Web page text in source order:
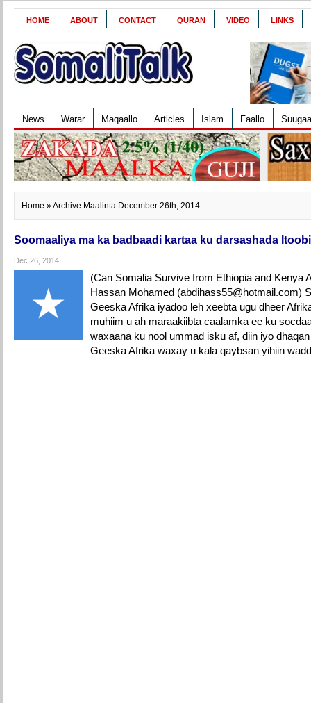
HOME ABOUT CONTACT QURAN VIDEO LINKS
News Warar Maqaallo Articles Islam Faallo
Home » Archive Maalinta December 26th, 2014
Soomaaliya ma ka badbaadi kartaa ku darsashada
Dec 26, 2014
(Can Somalia Survive from Ethiopia and Kenya
Hassan Mohamed (abdihass55@hotmail.com)
Geeska Afrika iyadoo leh xeebta ugu dheer
muhiim u ah maraakiibta caalamka ee ku
waxaana ku nool ummad isku af, diin iyo
Geeska Afrika waxay u kala qaybsan yihiin